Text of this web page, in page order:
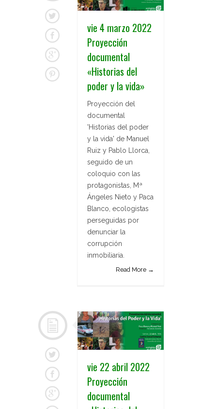
vie 4 marzo 2022
Proyección
documental
«Historias del
poder y la vida»
Proyección del
documental
'Historias del poder
y la vida' de Manuel
Ruiz y Pablo Llorca,
seguido de un
coloquio con las
protagonistas, Mª
Ángeles Nieto y Paca
Blanco, ecologistas
perseguidas por
denunciar la
corrupción
inmobiliaria.
Read More →
vie 22 abril 2022
Proyección
documental